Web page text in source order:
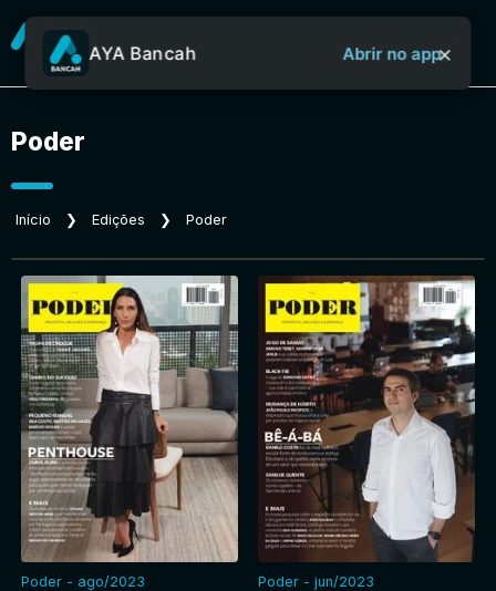
Revistas
Jornais
Notícias
Entrar
AYA Bancah Abrir no app×
Poder
Início ❯ Edições ❯ Poder
Poder - ago/2023 Poder - jun/2023